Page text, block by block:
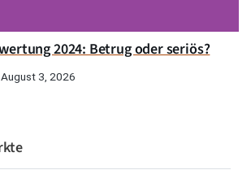
2024: Betrug oder seriös?
August 3, 2026